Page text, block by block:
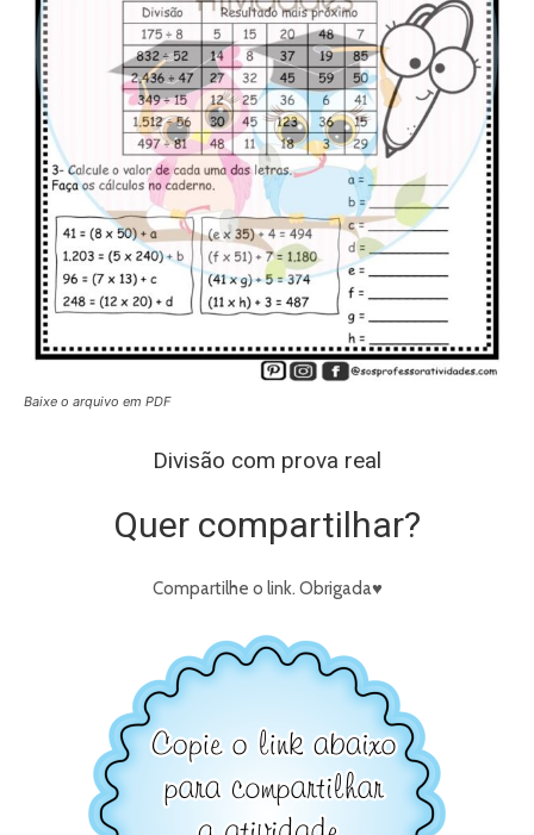
Baixe o arquivo em PDF
Divisão com prova real
Quer compartilhar?
Compartilhe o link. Obrigada♥